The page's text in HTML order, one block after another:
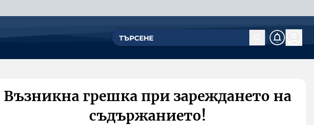
Възникна грешка при зареждането на
съдържанието!